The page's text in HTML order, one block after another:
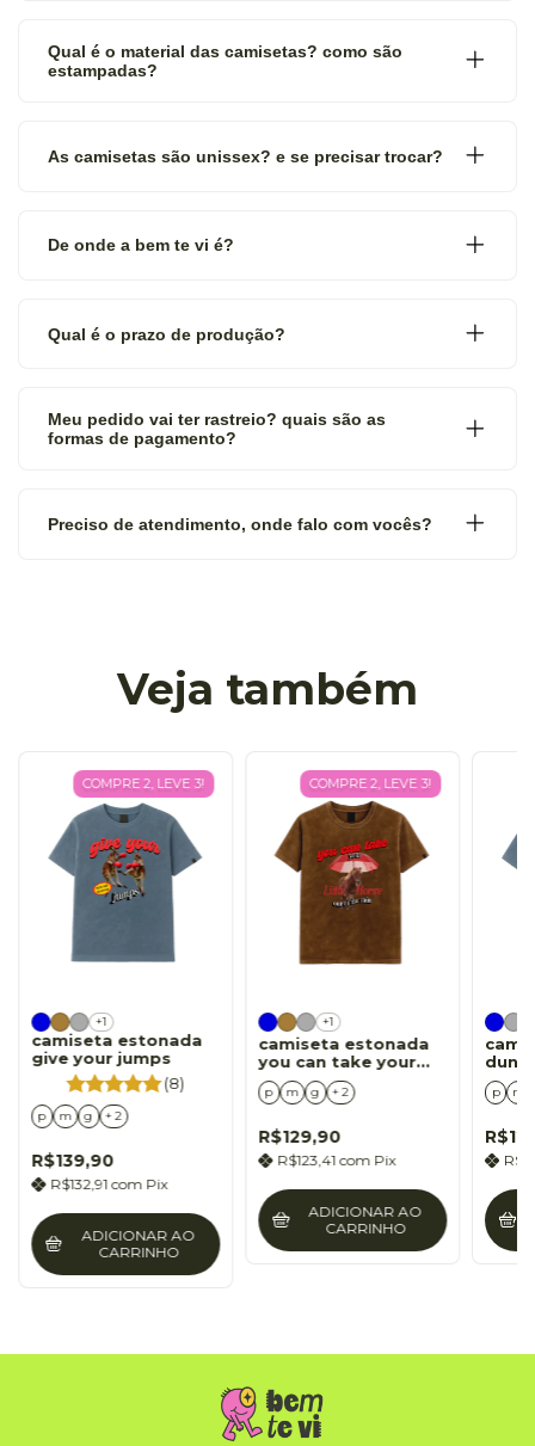
Qual é o material das camisetas? como são
estampadas?
As camisetas são unissex? e se precisar trocar?
De onde a bem te vi é?
Qual é o prazo de produção?
Meu pedido vai ter rastreio? quais são as
formas de pagamento?
Preciso de atendimento, onde falo com vocês?
Veja também
COMPRE 2, LEVE 3!
+1
camiseta estonada
give your jumps
(8)
p m g + 2
R$139,90
R$132,91 com Pix
ADICIONAR AO
CARRINHO
COMPRE 2, LEVE 3!
+1
camiseta estonada
you can take your
horse
p m g + 2
R$129,90
R$123,41com Pix
ADICIONAR AO
CARRINHO
p m